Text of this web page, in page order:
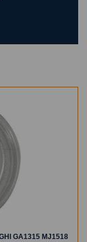
GA1315 MJ1518